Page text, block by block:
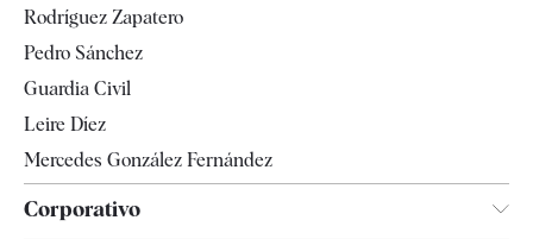
Televisión
Rodríguez Zapatero
Pedro Sánchez
Guardia Civil
Leire Díez
Mercedes González Fernández
Corporativo